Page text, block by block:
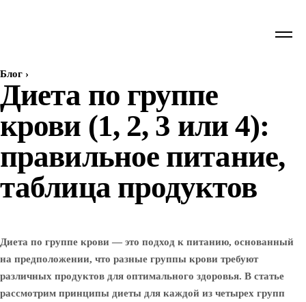
Блог ›
Диета по группе
крови (1, 2, 3 или 4):
правильное питание,
таблица продуктов
Диета по группе крови — это подход к питанию, основанный
на предположении, что разные группы крови требуют
различных продуктов для оптимального здоровья. В статье
рассмотрим принципы диеты для каждой из четырех групп